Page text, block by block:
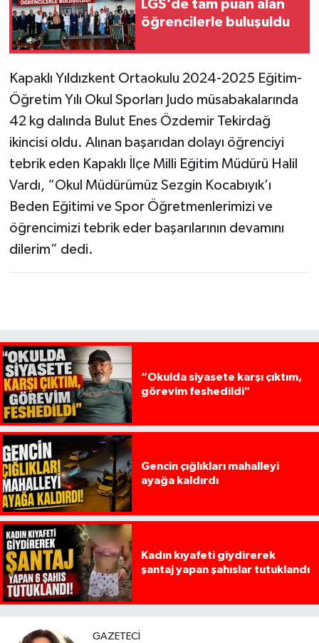
LGS’de tam puan alan
öğrencilerle buluşuldu
Kapaklı Yıldızkent Ortaokulu 2024-2025 Eğitim-
Öğretim Yılı Okul Sporları Judo müsabakalarında
42 kg dalında Bulut Enes Özdemir Tekirdağ
ikincisi oldu. Alınan başarıdan dolayı öğrenciyi
tebrik eden Kapaklı İlçe Milli Eğitim Müdürü Halil
Vardı, “Okul Müdürümüz Sezgin Kocabıyık’ı
Beden Eğitimi ve Spor Öğretmenlerimizi ve
öğrencimizi tebrik eder başarılarının devamını
dilerim” dedi.
“Okulda siyasete karşı çıktım,
görevim feshedildi"
Gencin çığlıkları mahalleyi
ayağa kaldırdı
Kadın kıyafeti giydirerek
şantaj yapan şahıslar tutuklandı
GAZETECI